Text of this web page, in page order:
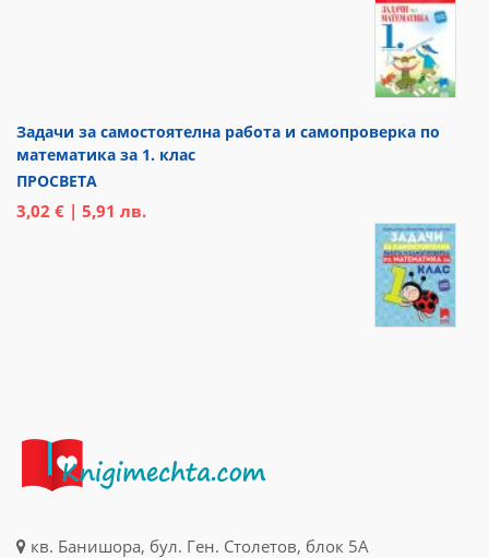
Задачи за самостоятелна работа и самопроверка по
математика за 1. клас
ПРОСВЕТА
3,02 € | 5,91 лв.
кв. Банишора, бул. Ген. Столетов, блок 5А